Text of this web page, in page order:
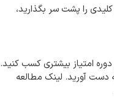
را پشت سر بگذارید،
امتیاز بیشتری کسب کنید.
دست آورید. لینک مطالعه